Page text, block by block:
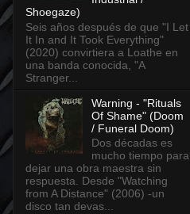
Shoegaze)
Seis años después de que "I Let
It In and It Took Everything"
(2020) convirtiera a Loathe en
una banda conocida, "A
Stranger...
Warning - "Rituals
Of Shame" (Doom
/ Funeral Doom)
Dos décadas es
mucho tiempo para
dejar una obra maestra sin
respuesta. Desde "Watching
from A Distance" (2006) -un
disco tan devas...